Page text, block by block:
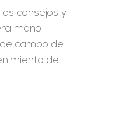
consejos y
mano
campo de
de